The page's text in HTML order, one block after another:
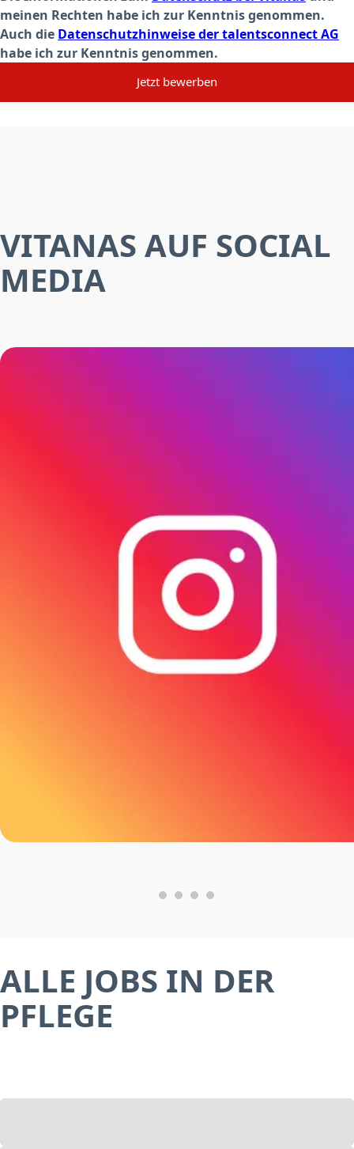
meinen Rechten habe ich zur Kenntnis genommen.
Auch die Datenschutzhinweise der talentsconnect AG
habe ich zur Kenntnis genommen.
Jetzt bewerben
VITANAS AUF SOCIAL
MEDIA
ALLE JOBS IN DER
PFLEGE